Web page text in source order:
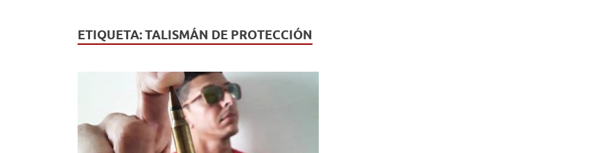
ETIQUETA:TALISMÁN DE PROTECCIÓN